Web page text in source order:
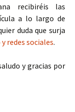
recibiréis las
a lo largo de
duda que surja
redes sociales.
y gracias por